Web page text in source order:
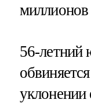
миллионов
56-летний